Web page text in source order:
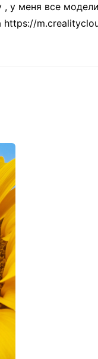
у меня все
https://